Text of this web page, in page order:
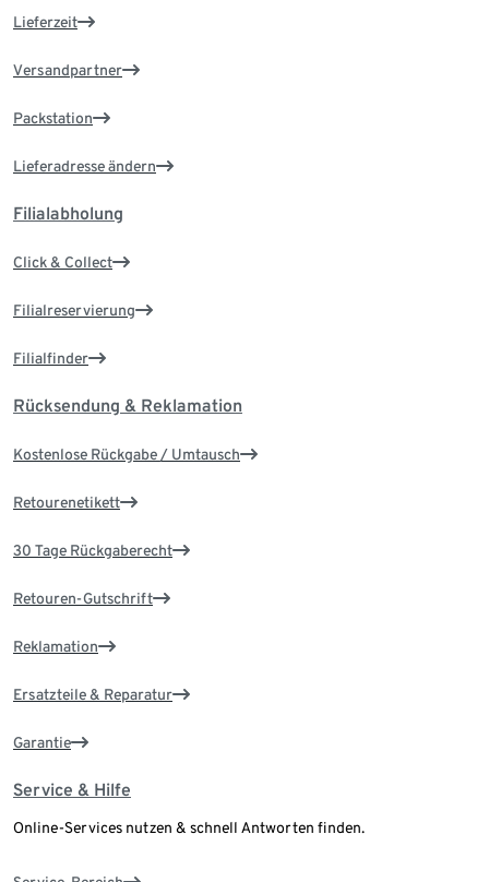
Lieferzeit
Versandpartner
Packstation
Lieferadresse ändern
Filialabholung
Click & Collect
Filialreservierung
Filialfinder
Rücksendung & Reklamation
Kostenlose Rückgabe / Umtausch
Retourenetikett
30 Tage Rückgaberecht
Retouren-Gutschrift
Reklamation
Ersatzteile & Reparatur
Garantie
Service & Hilfe
Online-Services nutzen & schnell Antworten finden.